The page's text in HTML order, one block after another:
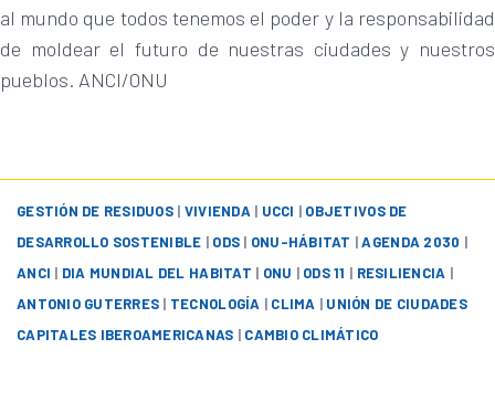
al mundo que todos tenemos el poder y la responsabilidad
de moldear el futuro de nuestras ciudades y nuestros
pueblos. ANCI/ONU
GESTIÓN DE RESIDUOS| VIVIENDA | UCCI | OBJETIVOS DE
DESARROLLO SOSTENIBLE | ODS | ONU-HÁBITAT |AGENDA 2030 |
ANCI | DIA MUNDIAL DEL HABITAT | ONU | ODS 11 | RESILIENCIA |
ANTONIO GUTERRES | TECNOLOGÍA | CLIMA | UNIÓN DE CIUDADES
CAPITALES IBEROAMERICANAS | CAMBIO CLIMÁTICO